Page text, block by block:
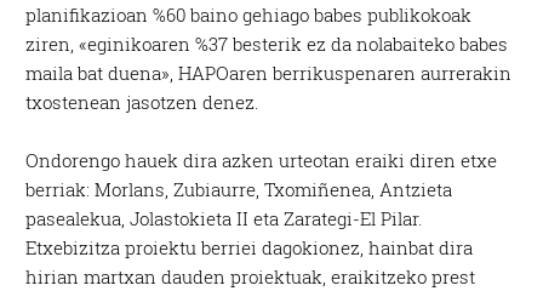
planifikazioan %60 baino gehiago babes publikokoak
ziren, «eginikoaren %37 besterik ez da nolabaiteko babes
maila bat duena», HAPOaren berrikuspenaren aurrerakin
txostenean jasotzen denez.
Ondorengo hauek dira azken urteotan eraiki diren etxe
berriak: Morlans, Zubiaurre, Txomiñenea, Antzieta
pasealekua, Jolastokieta II eta Zarategi-El Pilar.
Etxebizitza proiektu berriei dagokionez, hainbat dira
hirian martxan dauden proiektuak, eraikitzeko prest